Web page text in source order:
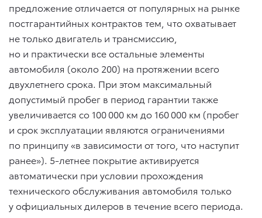
предложение отличается от популярных на рынке
постгарантийных контрактов тем, что охватывает
не только двигатель и трансмиссию,
но и практически все остальные элементы
автомобиля (около 200) на протяжении всего
двухлетнего срока. При этом максимальный
допустимый пробег в период гарантии также
увеличивается со 100 000 км до 160 000 км (пробег
и срок эксплуатации являются ограничениями
по принципу «в зависимости от того, что наступит
ранее»). 5-летнее покрытие активируется
автоматически при условии прохождения
технического обслуживания автомобиля только
у официальных дилеров в течение всего периода.